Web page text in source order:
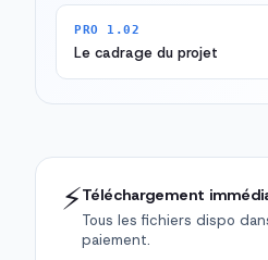
PRO 1.02
Le cadrage du projet
⚡Téléchargement
Tous les fichiers dispo
paiement.